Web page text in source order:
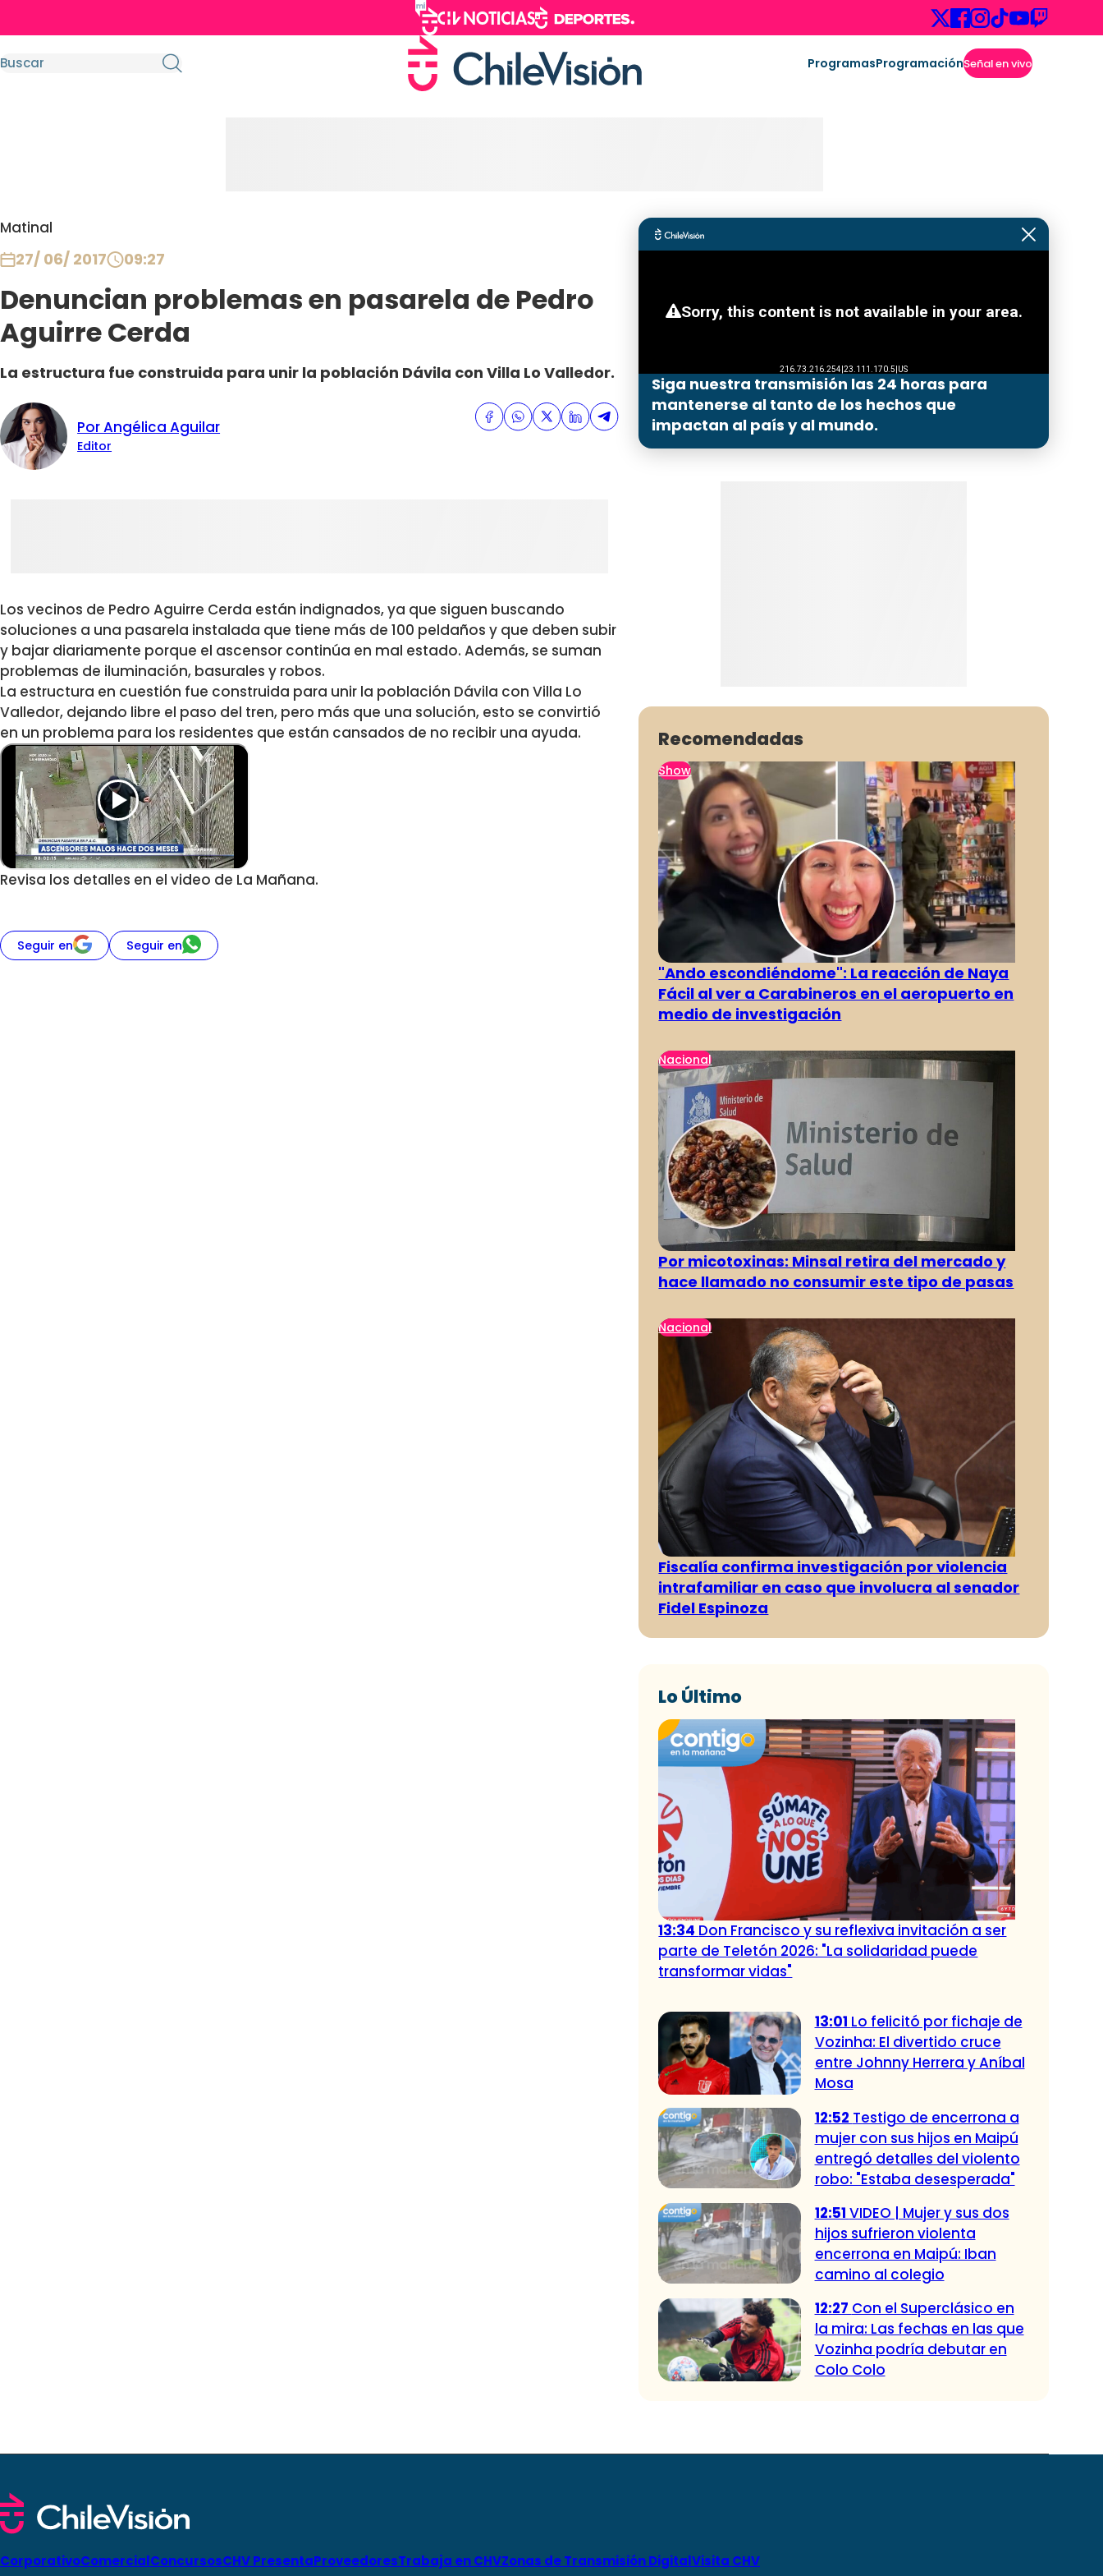
ProgramasProgramaciónSeñal en vivo
Matinal
27/ 06/ 2017 09:27
Denuncian problemas en pasarela de Pedro
Aguirre Cerda
La estructura fue construida para unir la población Dávila con Villa Lo Valledor.
Por Angélica Aguilar
Editor
Los vecinos de Pedro Aguirre Cerda están indignados, ya que siguen buscando
soluciones a una pasarela instalada que tiene más de 100 peldaños y que deben subir
y bajar diariamente porque el ascensor continúa en mal estado. Además, se suman
problemas de iluminación, basurales y robos.
La estructura en cuestión fue construida para unir la población Dávila con Villa Lo
Valledor, dejando libre el paso del tren, pero más que una solución, esto se convirtió
en un problema para los residentes que están cansados de no recibir una ayuda.
Revisa los detalles en el video de La Mañana.
Seguir en Seguir en
Siga nuestra transmisión las 24 horas para
mantenerse al tanto de los hechos que
impactan al país y al mundo.
Recomendadas
Show
"Ando escondiéndome": La reacción de Naya
Fácil al ver a Carabineros en el aeropuerto en
medio de investigación
Nacional
Por micotoxinas: Minsal retira del mercado y
hace llamado no consumir este tipo de pasas
Nacional
Fiscalía confirma investigación por violencia
intrafamiliar en caso que involucra al senador
Fidel Espinoza
Lo Último
13:34 Don Francisco y su reflexiva invitación a ser
parte de Teletón 2026: "La solidaridad puede
transformar vidas"
13:01 Lo felicitó por fichaje de
Vozinha: El divertido cruce
entre Johnny Herrera y Aníbal
Mosa
12:52 Testigo de encerrona a
mujer con sus hijos en Maipú
entregó detalles del violento
robo: "Estaba desesperada"
12:51 VIDEO | Mujer y sus dos
hijos sufrieron violenta
encerrona en Maipú: Iban
camino al colegio
12:27 Con el Superclásico en
la mira: Las fechas en las que
Vozinha podría debutar en
Colo Colo
CorporativoComercialConcursosCHV PresentaProveedoresTrabaja en CHVZonas de Transmisión DigitalVisita CHV